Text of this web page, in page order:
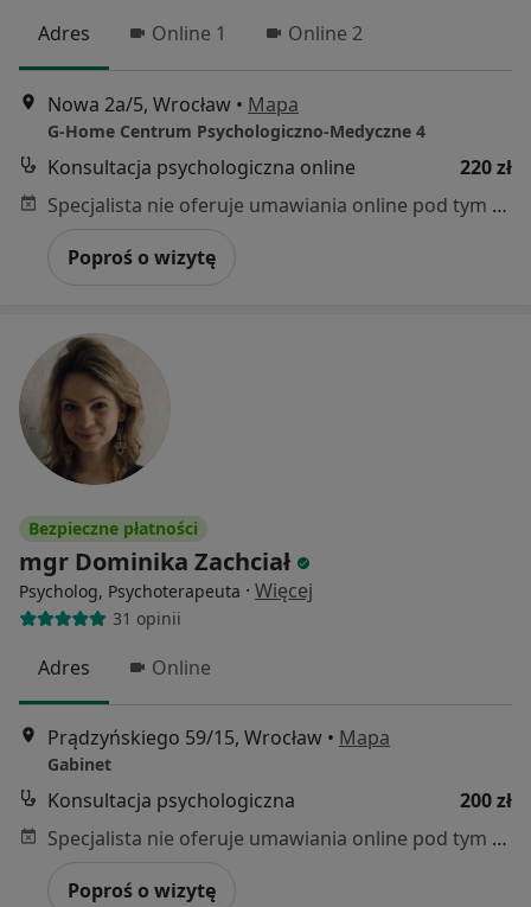
Adres Online 1 Online 2
Nowa 2a/5, Wrocław • Mapa
G-Home Centrum Psychologiczno-Medyczne 4
Konsultacja psychologiczna online
220 zł
Specjalista nie oferuje umawiania online pod tym adresem.
Poproś o wizytę
Bezpieczne płatności
mgr Dominika Zachciał
Psycholog, Psychoterapeuta · Więcej
31 opinii
Adres Online
Prądzyńskiego 59/15, Wrocław • Mapa
Gabinet
Konsultacja psychologiczna
200 zł
Specjalista nie oferuje umawiania online pod tym adresem.
Poproś o wizytę